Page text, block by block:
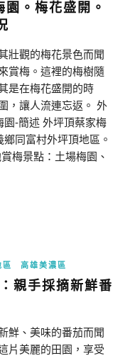
。梅花盛開。
壯觀的梅花景色而聞
賞梅。這裡的梅樹隨
是在梅花盛開的時
，讓人流連忘返。 外
園-簡述 外坪頂蔡家梅
同富村外坪頂地區。
梅景點：土場梅園、
區 高雄美濃區
親手採摘新鮮番
鮮、美味的番茄而聞
片美麗的田園，享受